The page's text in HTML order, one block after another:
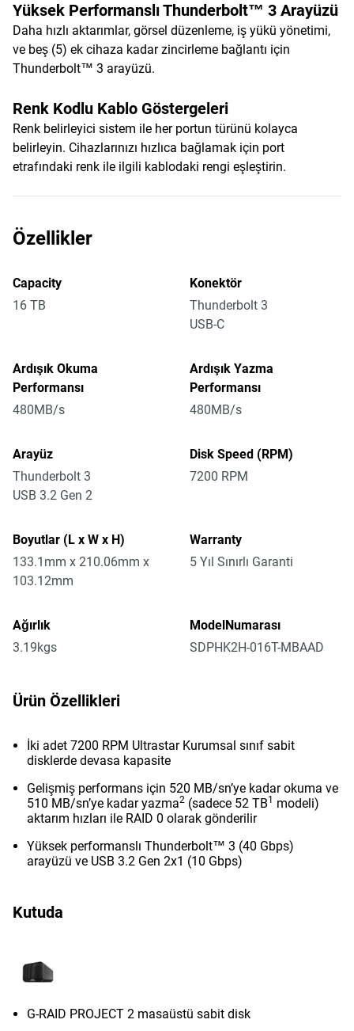
Yüksek Performanslı Thunderbolt™ 3 Arayüzü
Daha hızlı aktarımlar, görsel düzenleme, iş yükü yönetimi,
ve beş (5) ek cihaza kadar zincirleme bağlantı için
Thunderbolt™ 3 arayüzü.
Renk Kodlu Kablo Göstergeleri
Renk belirleyici sistem ile her portun türünü kolayca
belirleyin. Cihazlarınızı hızlıca bağlamak için port
etrafındaki renk ile ilgili kablodaki rengi eşleştirin.
Özellikler
Capacity
16 TB
Konektör
Thunderbolt 3
USB-C
Ardışık Okuma
Performansı
480MB/s
Ardışık Yazma
Performansı
480MB/s
Arayüz
Thunderbolt 3
USB 3.2 Gen 2
Disk Speed (RPM)
7200 RPM
Boyutlar (L x W x H)
133.1mm x 210.06mm x
103.12mm
Warranty
5 Yıl Sınırlı Garanti
Ağırlık
3.19kgs
ModelNumarası
SDPHK2H-016T-MBAAD
Ürün Özellikleri
İki adet 7200 RPM Ultrastar Kurumsal sınıf sabit
disklerde devasa kapasite
Gelişmiş performans için 520 MB/sn’ye kadar okuma ve
510 MB/sn’ye kadar yazma2 (sadece 52 TB1
modeli)
aktarım hızları ile RAID 0 olarak gönderilir
Yüksek performanslı Thunderbolt™ 3 (40 Gbps)
arayüzü ve USB 3.2 Gen 2x1 (10 Gbps)
Kutuda
G-RAID PROJECT 2 masaüstü sabit disk